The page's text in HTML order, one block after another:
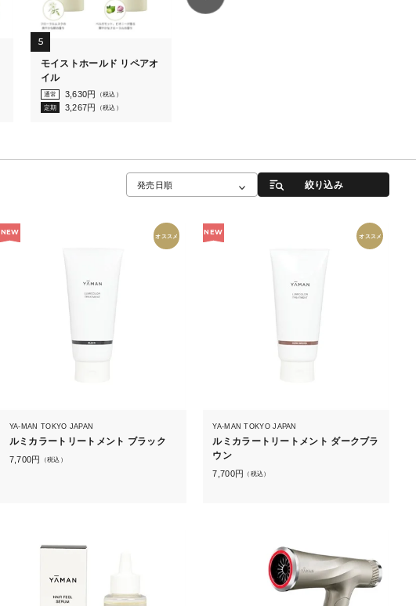
5
モイストホールド リペアオ
イル
通常 3,630円
（税込）
定期
3,267円 （税込）
発売日順 絞り込み
NEW オススメ
YA-MAN TOKYO JAPAN
ルミカラートリートメント ブラック
7,700円 （税込）
NEW オススメ
YA-MAN TOKYO JAPAN
ルミカラートリートメント ダークブラ
ウン
7,700円 （税込）